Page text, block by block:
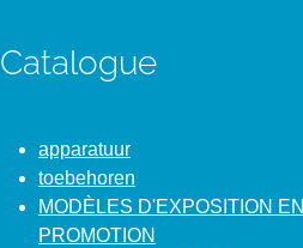
Catalogue
apparatuur
toebehoren
MODÈLES D'EXPOSITION EN
PROMOTION